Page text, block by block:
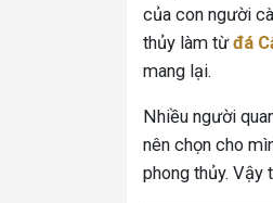
của con người
thủy làm từđá
mang lại.
Nhiều người
nên chọn cho
phong thủy. Vậy